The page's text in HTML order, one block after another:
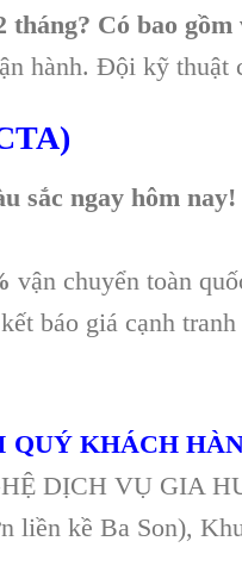
Có bao gồm
hành. Đội kỹ thuật
sắc ngay hôm nay!
vận chuyển toàn
báo giá cạnh
KHÁCH
DỊCH VỤ GIA
liền kề Ba Son),